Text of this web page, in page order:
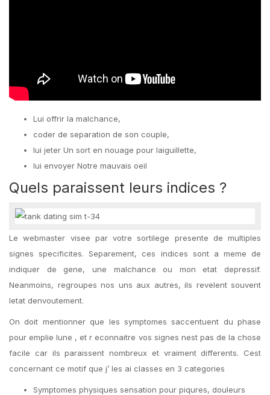
Lui offrir la malchance,
coder de separation de son couple,
lui jeter Un sort en nouage pour laiguillette,
lui envoyer Notre mauvais oeil
Quels paraissent leurs indices ?
Le webmaster visee par votre sortilege presente de multiples
signes specificites. Separement, ces indices sont a meme de
indiquer de gene, une malchance ou mon etat depressif.
Neanmoins, regroupes nos uns aux autres, ils revelent souvent
letat denvoutement.
On doit mentionner que les symptomes saccentuent du phase
pour emplie lune , et r econnaitre vos signes nest pas de la chose
facile car ils paraissent nombreux et vraiment differents. Cest
concernant ce motif que j’ les ai classes en 3 categories
Symptomes physiques sensation pour piqures, douleurs